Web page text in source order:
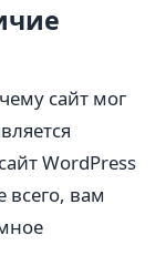
сайт мог
WordPress
всего, вам